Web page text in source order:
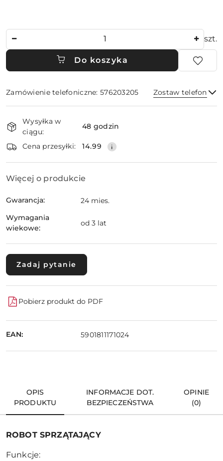
szt.
Do koszyka
Zamówienie telefoniczne: 576203205 Zostaw telefon
Dostępność
i
dostawa
Wysyłka w
ciągu:
48 godzin
Cena przesyłki: 14.99
Więcej o produkcie
Gwarancja:
24 mies.
Wymagania
wiekowe:
od 3 lat
Zadaj pytanie
Pobierz produkt do PDF
EAN: 5901811171024
OPIS
PRODUKTU
INFORMACJE DOT.
BEZPIECZEŃSTWA
OPINIE
(0)
ROBOT SPRZĄTAJĄCY
Funkcje: